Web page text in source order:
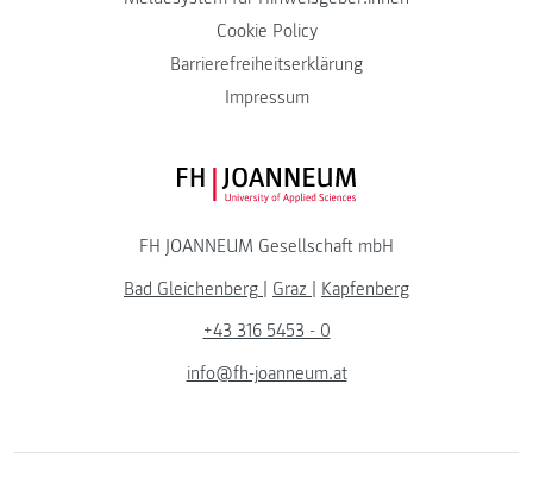
Cookie Policy
Barrierefreiheitserklärung
Impressum
FH JOANNEUM Logo
FH JOANNEUM Gesellschaft mbH
Bad Gleichenberg | Graz | Kapfenberg
+43 316 5453 - 0
info@fh-joanneum.at